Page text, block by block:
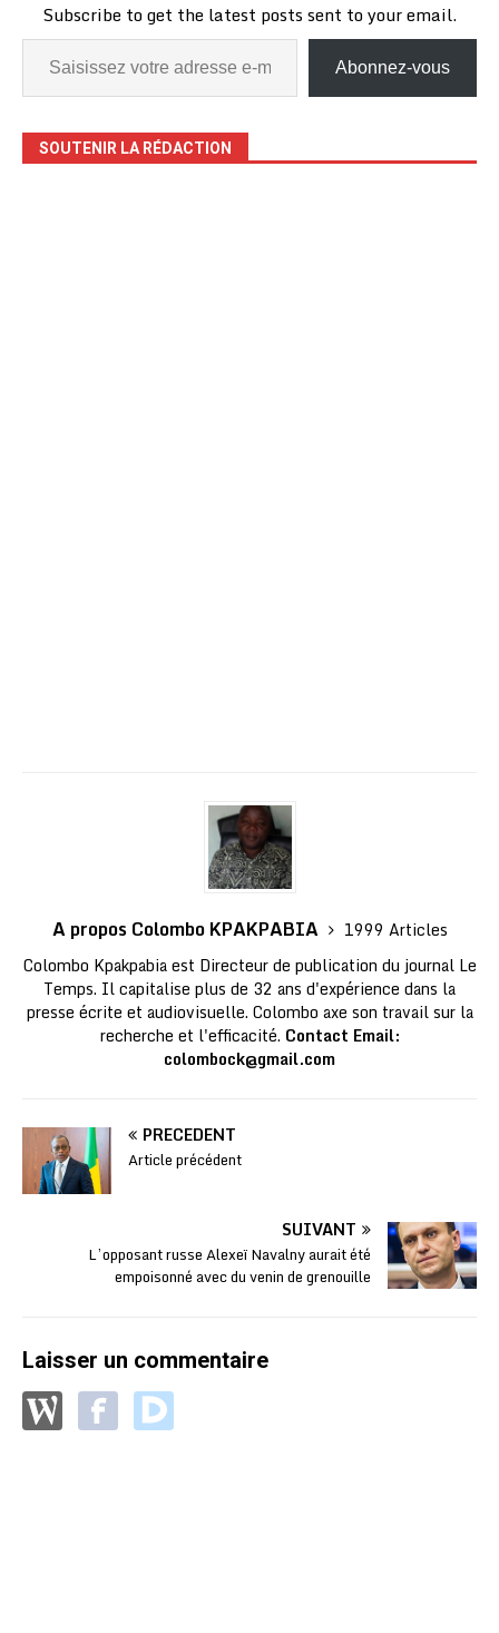
Subscribe to get the latest posts sent to your email.
Abonnez-vous
SOUTENIR LA RÉDACTION
A propos Colombo KPAKPABIA
1999 Articles
Colombo Kpakpabia est Directeur de publication du journal Le
Temps. Il capitalise plus de 32 ans d'expérience dans la
presse écrite et audiovisuelle. Colombo axe son travail sur la
recherche et l'efficacité. Contact Email:
colombock@gmail.com
PRÉCÉDENT
Article précédent
SUIVANT
L’opposant russe Alexeï Navalny aurait été
empoisonné avec du venin de grenouille
Laisser un commentaire